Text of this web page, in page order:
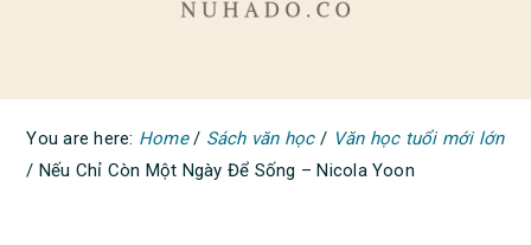
You are here: Home / Sách văn học / Văn học tuổi mới lớn
/ Nếu Chỉ Còn Một Ngày Để Sống – Nicola Yoon